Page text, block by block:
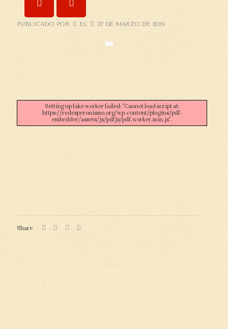
PUBLICADO POR EL 27 DE MARZO DE 2019
Setting up fake worker failed: "Cannot load script at:
https://redesperonismo.org/wp-content/plugins/pdf-
embedder/assets/js/pdfjs/pdf.worker.min.js".
Share